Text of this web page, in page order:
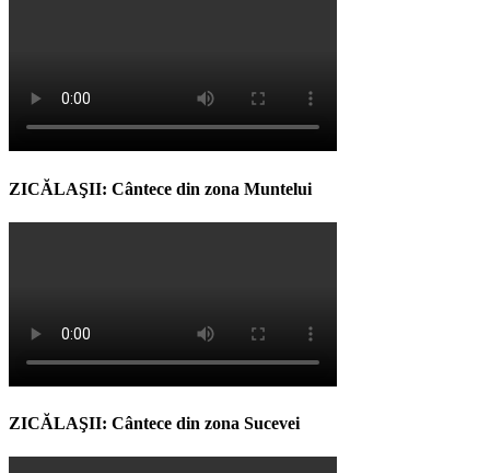
ZICĂLAŞII: Cântece din zona Muntelui
ZICĂLAŞII: Cântece din zona Sucevei